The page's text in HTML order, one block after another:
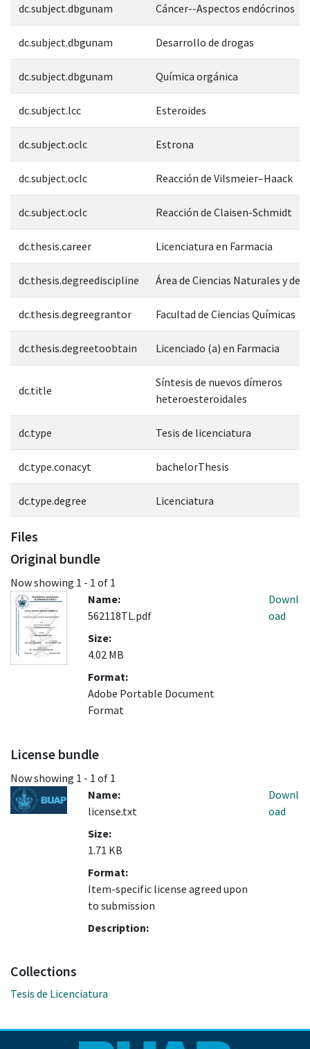
dc.subject.dbgunam Cáncer--Aspectos endócrinos
dc.subject.dbgunam Desarrollo de drogas
dc.subject.dbgunam Química orgánica
dc.subject.lcc Esteroides
dc.subject.oclc Estrona
dc.subject.oclc Reacción de Vilsmeier–Haack
dc.subject.oclc Reacción de Claisen-Schmidt
dc.thesis.career Licenciatura en Farmacia
dc.thesis.degreediscipline Área de Ciencias Naturales y de
dc.thesis.degreegrantor Facultad de Ciencias Químicas
dc.thesis.degreetoobtain Licenciado (a) en Farmacia
dc.title
Síntesis de nuevos dímeros
heteroesteroidales
dc.type Tesis de licenciatura
dc.type.conacyt bachelorThesis
dc.type.degree Licenciatura
Files
Original bundle
Now showing 1 - 1 of 1
Name:
562118TL.pdf
Size:
4.02 MB
Format:
Adobe Portable Document
Format
Downl
oad
License bundle
Now showing 1 - 1 of 1
Name:
license.txt
Size:
1.71 KB
Format:
Item-specific license agreed upon
to submission
Description:
Downl
oad
Collections
Tesis de Licenciatura